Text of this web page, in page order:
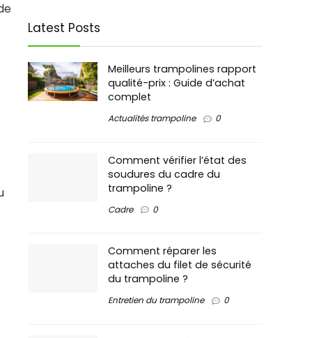
Latest Posts
Meilleurs trampolines rapport
qualité-prix : Guide d’achat
complet
Actualités trampoline 0
Comment vérifier l’état des
soudures du cadre du
trampoline ?
Cadre 0
Comment réparer les
attaches du filet de sécurité
du trampoline ?
Entretien du trampoline 0